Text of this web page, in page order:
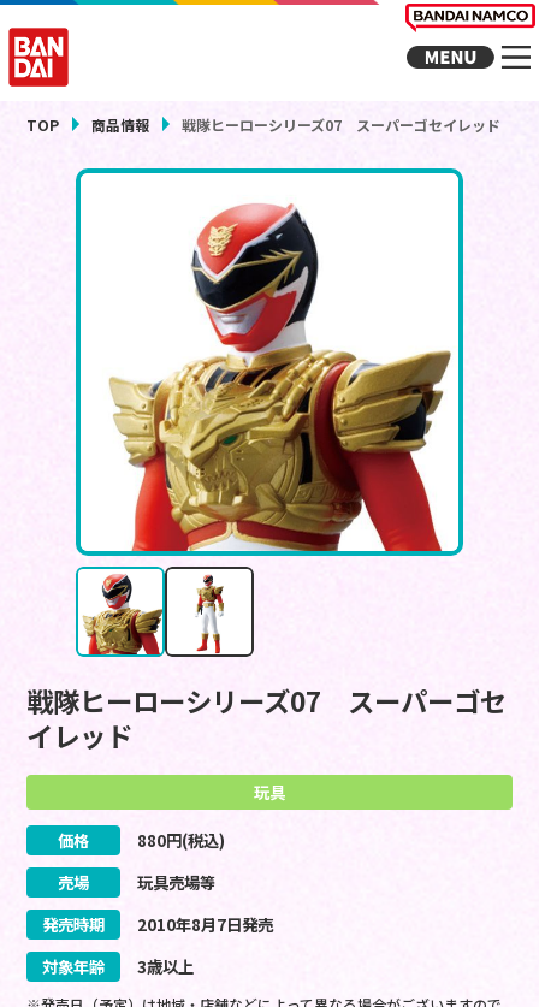
TOP 商品情報 戦隊ヒーローシリーズ07 スーパーゴセイレッド
戦隊ヒーローシリーズ07 スーパーゴセ
イレッド
玩具
価格 880円(税込)
売場
玩具売場等
発売時期
2010年8月7日発売
対象年齢
3歳以上